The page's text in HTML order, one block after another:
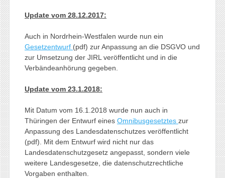
Update vom 28.12.2017:
Auch in Nordrhein-Westfalen wurde nun ein
Gesetzentwurf (pdf) zur Anpassung an die DSGVO und
zur Umsetzung der JIRL veröffentlicht und in die
Verbändeanhörung gegeben.
Update vom 23.1.2018:
Mit Datum vom 16.1.2018 wurde nun auch in
Thüringen der Entwurf eines Omnibusgesetztes zur
Anpassung des Landesdatenschutzes veröffentlicht
(pdf). Mit dem Entwurf wird nicht nur das
Landesdatenschutzgesetz angepasst, sondern viele
weitere Landesgesetze, die datenschutzrechtliche
Vorgaben enthalten.